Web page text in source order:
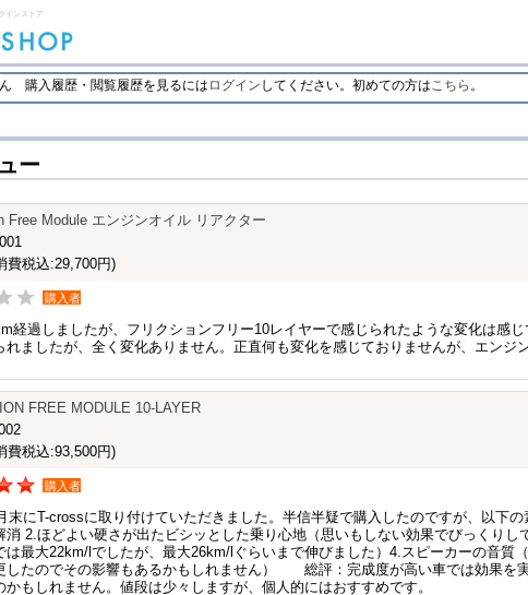
インストア
購入履歴・閲覧履歴を見るには ログイン してください。初めての方はこちら 。
ー
Free Module エンジンオイル リアクター
費税込:29,700円)
購入者
経過しましたが、フリクションフリー10レイヤーで感じられたような変化は感
れましたが、全く変化ありません。正直何も変化を感じておりませんが、エンジ
FREE MODULE 10-LAYER
費税込:93,500円)
購入者
末にT-crossに取り付けていただきました。半信半疑で購入したのですが、以下
消 2.ほどよい硬さが出たビシッとした乗り心地（思いもしない効果でびっくり
は最大22km/lでしたが、最大26km/lぐらいまで伸びました）4.スピーカーの音質
したのでその影響もあるかもしれません） 総評：完成度が高い車では効果を
もしれません。値段は少々しますが、個人的にはおすすめです。